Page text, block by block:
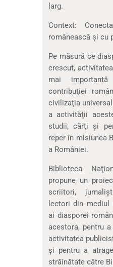
larg.
Context:
românească şi cu
Pe măsură ce
crescut,
mai
contribuţiei
civilizaţia
a activităţii
studii, cărţi şi
reper în misiunea
a României.
Biblioteca
propune un
scriitori,
lectori din mediul
ai diasporei
acestora, pentru
activitatea
şi pentru a
străinătate către